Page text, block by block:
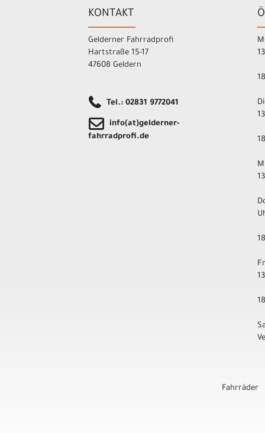
KONTAKT
Gelderner Fahrradprofi
Hartstraße 15-17
47608 Geldern
Tel.: 02831 9772041
info(at)gelderner-
fahrradprofi.de
Fahrräder